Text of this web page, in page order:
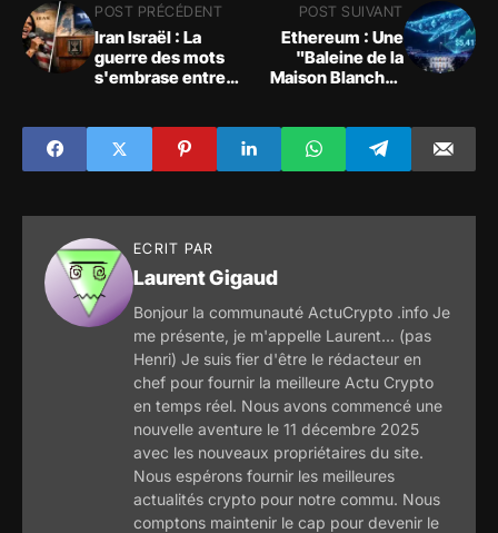
POST PRÉCÉDENT
Iran Israël : La
guerre des mots
s'embrase entre
POST SUIVANT
Ethereum : Une
"Baleine de la
Maison Blanche"
ECRIT PAR
Laurent Gigaud
Bonjour la communauté ActuCrypto .info Je
me présente, je m'appelle Laurent... (pas
Henri) Je suis fier d'être le rédacteur en
chef pour fournir la meilleure Actu Crypto
en temps réel. Nous avons commencé une
nouvelle aventure le 11 décembre 2025
avec les nouveaux propriétaires du site.
Nous espérons fournir les meilleures
actualités crypto pour notre commu. Nous
comptons maintenir le cap pour devenir le